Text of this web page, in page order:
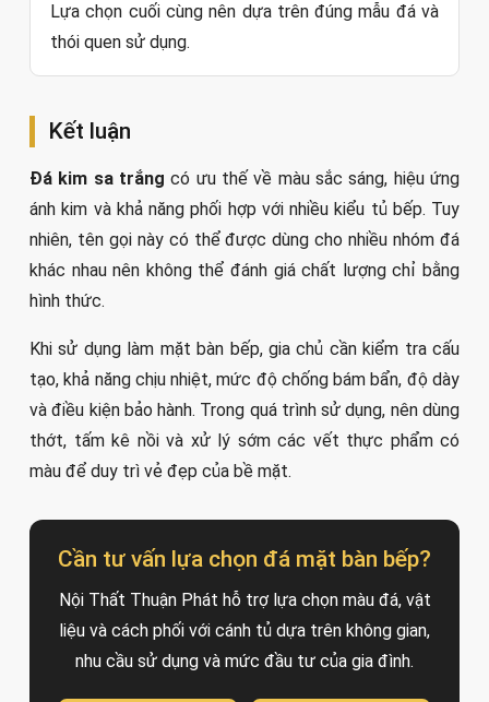
Lựa chọn cuối cùng nên dựa trên đúng mẫu đá và
thói quen sử dụng.
Kết luận
Đá kim sa trắng có ưu thế về màu sắc sáng, hiệu ứng
ánh kim và khả năng phối hợp với nhiều kiểu tủ bếp. Tuy
nhiên, tên gọi này có thể được dùng cho nhiều nhóm đá
khác nhau nên không thể đánh giá chất lượng chỉ bằng
hình thức.
Khi sử dụng làm mặt bàn bếp, gia chủ cần kiểm tra cấu
tạo, khả năng chịu nhiệt, mức độ chống bám bẩn, độ dày
và điều kiện bảo hành. Trong quá trình sử dụng, nên dùng
thớt, tấm kê nồi và xử lý sớm các vết thực phẩm có
màu để duy trì vẻ đẹp của bề mặt.
Cần tư vấn lựa chọn đá mặt bàn bếp?
Nội Thất Thuận Phát hỗ trợ lựa chọn màu đá, vật
liệu và cách phối với cánh tủ dựa trên không gian,
nhu cầu sử dụng và mức đầu tư của gia đình.